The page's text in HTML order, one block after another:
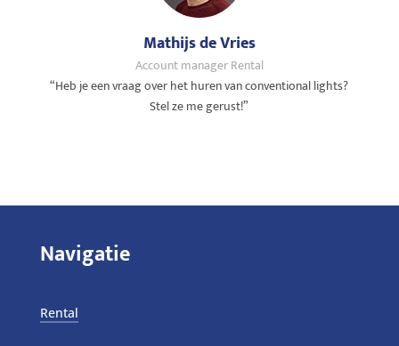
Mathijs de Vries
Account manager Rental
“Heb je een vraag over het huren van conventional lights?
Stel ze me gerust!”
Navigatie
Rental